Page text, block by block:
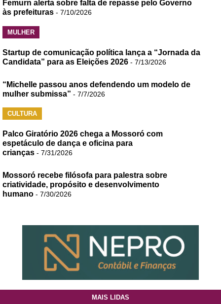
Femurn alerta sobre falta de repasse pelo Governo
às prefeituras - 7/10/2026
MULHER
Startup de comunicação política lança a “Jornada da
Candidata” para as Eleições 2026 - 7/13/2026
“Michelle passou anos defendendo um modelo de
mulher submissa” - 7/7/2026
CULTURA
Palco Giratório 2026 chega a Mossoró com
espetáculo de dança e oficina para
crianças - 7/31/2026
Mossoró recebe filósofa para palestra sobre
criatividade, propósito e desenvolvimento
humano - 7/30/2026
MAIS LIDAS